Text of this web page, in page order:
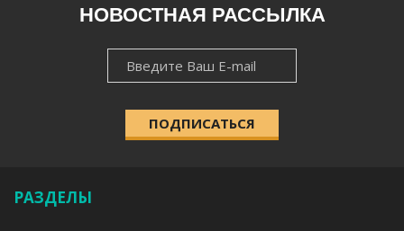
НАСЕЛЁННЫЙ ПУНКТ
НОВОСТНАЯ РАССЫЛКА
ПОДПИСАТЬСЯ
РАЗДЕЛЫ